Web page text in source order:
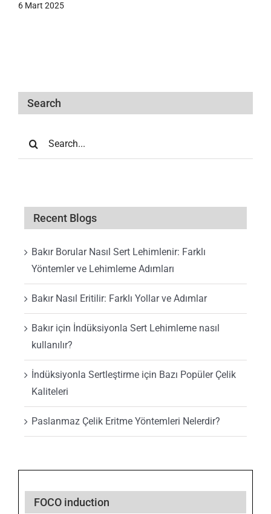
6 Mart 2025
Search
Recent Blogs
Bakır Borular Nasıl Sert Lehimlenir: Farklı
Yöntemler ve Lehimleme Adımları
Bakır Nasıl Eritilir: Farklı Yollar ve Adımlar
Bakır için İndüksiyonla Sert Lehimleme nasıl
kullanılır?
İndüksiyonla Sertleştirme için Bazı Popüler Çelik
Kaliteleri
Paslanmaz Çelik Eritme Yöntemleri Nelerdir?
FOCO induction